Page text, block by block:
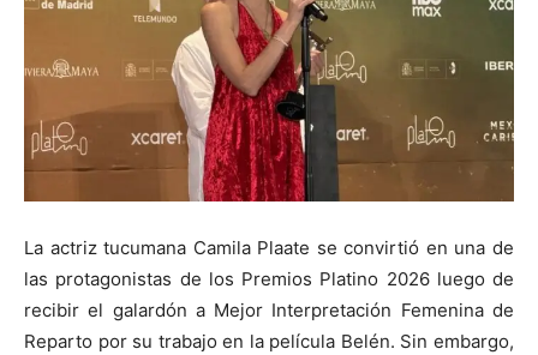
La actriz tucumana Camila Plaate se convirtió en una de
las protagonistas de los Premios Platino 2026luego de
recibir el galardón a Mejor Interpretación Femenina de
Reparto por su trabajo en la película Belén. Sin embargo,